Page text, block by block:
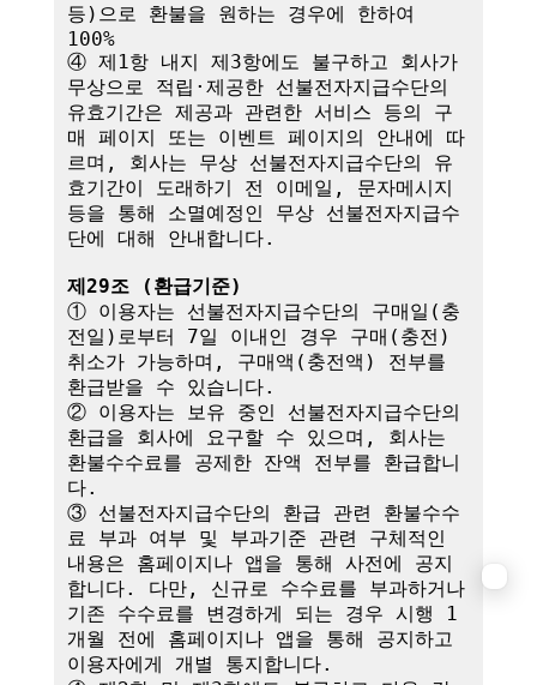
등)으로 환불을 원하는 경우에 한하여
100%
④ 제1항 내지 제3항에도 불구하고 회사가
무상으로 적립·제공한 선불전자지급수단의
유효기간은 제공과 관련한 서비스 등의 구
매 페이지 또는 이벤트 페이지의 안내에 따
르며, 회사는 무상 선불전자지급수단의 유
효기간이 도래하기 전 이메일, 문자메시지
등을 통해 소멸예정인 무상 선불전자지급수
단에 대해 안내합니다.
제29조 (환급기준)
① 이용자는 선불전자지급수단의 구매일(충
전일)로부터 7일 이내인 경우 구매(충전)
취소가 가능하며, 구매액(충전액) 전부를
환급받을 수 있습니다.
② 이용자는 보유 중인 선불전자지급수단의
환급을 회사에 요구할 수 있으며, 회사는
환불수수료를 공제한 잔액 전부를 환급합니
다.
③ 선불전자지급수단의 환급 관련 환불수수
료 부과 여부 및 부과기준 관련 구체적인
내용은 홈페이지나 앱을 통해 사전에 공지
합니다. 다만, 신규로 수수료를 부과하거나
기존 수수료를 변경하게 되는 경우 시행 1
개월 전에 홈페이지나 앱을 통해 공지하고
이용자에게 개별 통지합니다.